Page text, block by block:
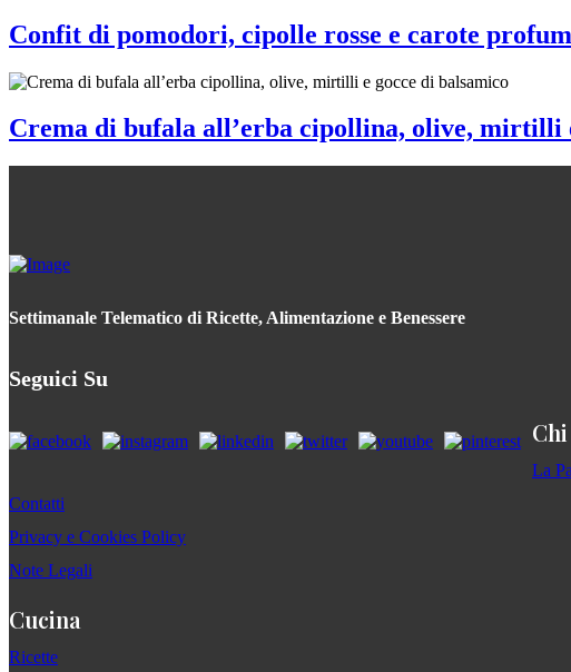
Confit di pomodori, cipolle rosse e carote
Crema di bufala all’erba cipollina, olive, mirtilli
Settimanale Telematico di Ricette, Alimentazione e Benessere
Seguici Su
La
Contatti
Privacy e Cookies Policy
Note Legali
Cucina
Ricette